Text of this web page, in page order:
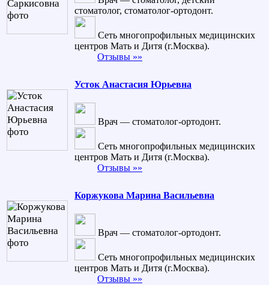
стоматолог, стоматолог-ортодонт.
Сеть многопрофильных медицинских
центров Мать и Дитя (г.Москва).
Отзывы »»
Усток Анастасия Юрьевна
Врач — стоматолог-ортодонт.
Сеть многопрофильных медицинских
центров Мать и Дитя (г.Москва).
Отзывы »»
Коржукова Марина Васильевна
Врач — стоматолог-ортодонт.
Сеть многопрофильных медицинских
центров Мать и Дитя (г.Москва).
Отзывы »»